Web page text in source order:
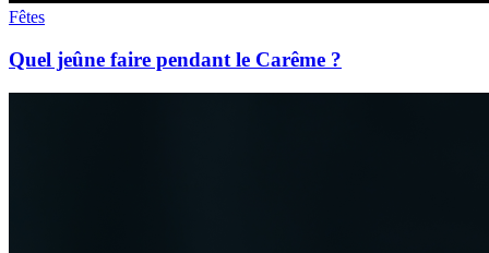
Fêtes
Quel jeûne faire pendant le Carême ?